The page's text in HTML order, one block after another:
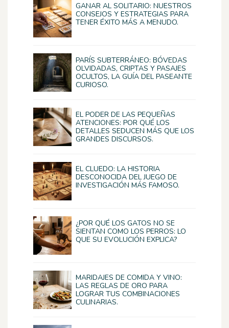
GANAR AL SOLITARIO: NUESTROS
CONSEJOS Y ESTRATEGIAS PARA
TENER ÉXITO MÁS A MENUDO.
PARÍS SUBTERRÁNEO: BÓVEDAS
OLVIDADAS, CRIPTAS Y PASAJES
OCULTOS, LA GUÍA DEL PASEANTE
CURIOSO.
EL PODER DE LAS PEQUEÑAS
ATENCIONES: POR QUÉ LOS
DETALLES SEDUCEN MÁS QUE LOS
GRANDES DISCURSOS.
EL CLUEDO: LA HISTORIA
DESCONOCIDA DEL JUEGO DE
INVESTIGACIÓN MÁS FAMOSO.
¿POR QUÉ LOS GATOS NO SE
SIENTAN COMO LOS PERROS: LO
QUE SU EVOLUCIÓN EXPLICA?
MARIDAJES DE COMIDA Y VINO:
LAS REGLAS DE ORO PARA
LOGRAR TUS COMBINACIONES
CULINARIAS.